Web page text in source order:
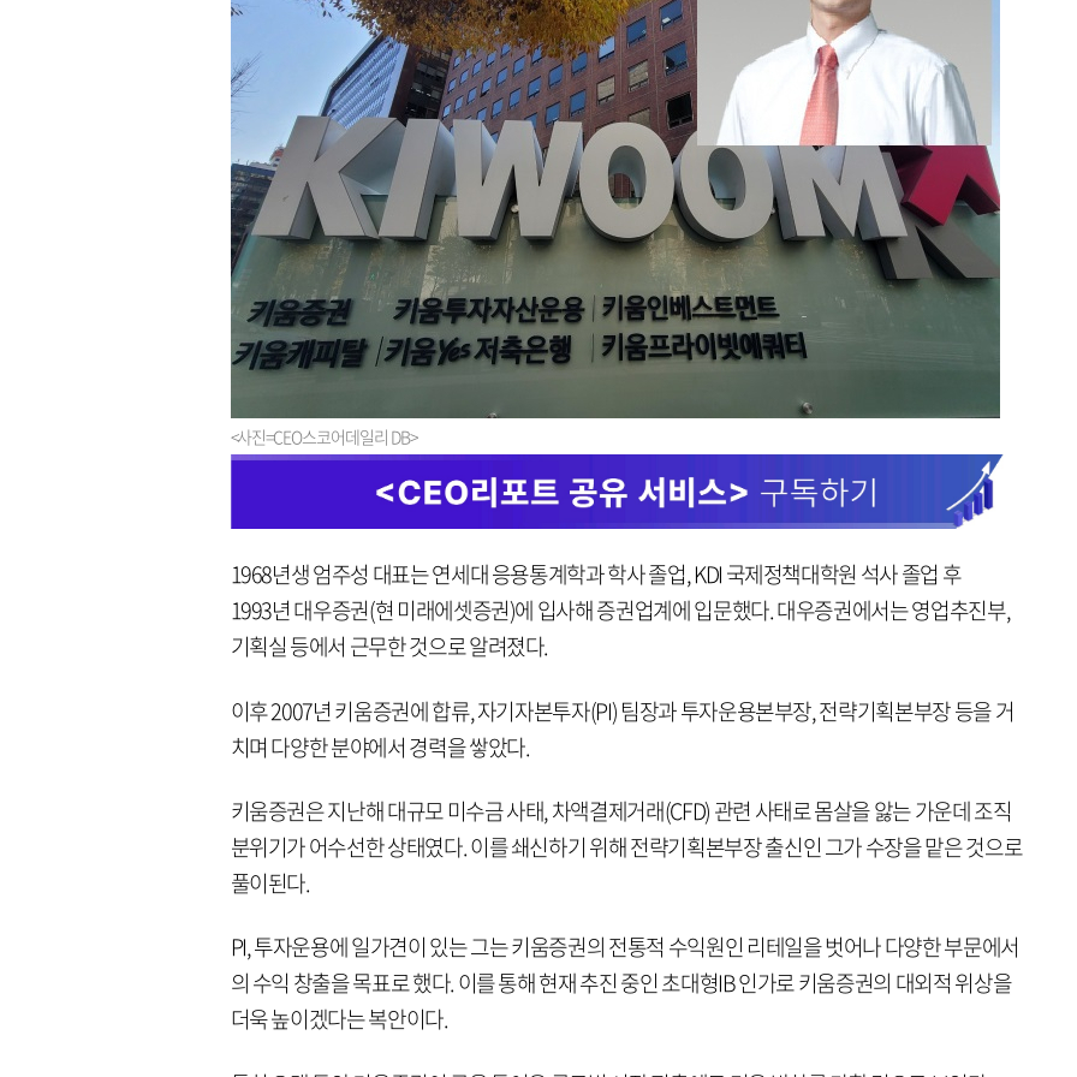
<사진=CEO스코어데일리 DB>
1968년생 엄주성 대표는 연세대 응용통계학과 학사 졸업, KDI 국제정책대학원 석사 졸업 후
1993년 대우증권(현 미래에셋증권)에 입사해 증권업계에 입문했다. 대우증권에서는 영업추진부,
기획실 등에서 근무한 것으로 알려졌다.
이후 2007년 키움증권에 합류, 자기자본투자(PI) 팀장과 투자운용본부장, 전략기획본부장 등을 거
치며 다양한 분야에서 경력을 쌓았다.
키움증권은 지난해 대규모 미수금 사태, 차액결제거래(CFD) 관련 사태로 몸살을 앓는 가운데 조직
분위기가 어수선한 상태였다. 이를 쇄신하기 위해 전략기획본부장 출신인 그가 수장을 맡은 것으로
풀이된다.
PI, 투자운용에 일가견이 있는 그는 키움증권의 전통적 수익원인 리테일을 벗어나 다양한 부문에서
의 수익 창출을 목표로 했다. 이를 통해 현재 추진 중인 초대형IB 인가로 키움증권의 대외적 위상을
더욱 높이겠다는 복안이다.